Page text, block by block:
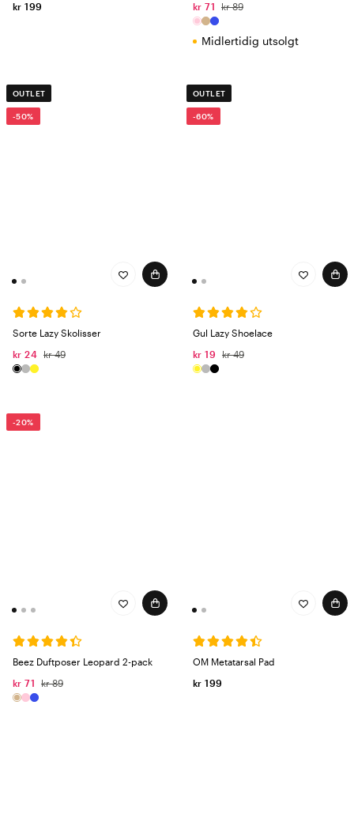
kr 199
kr 71
kr 89
Midlertidig utsolgt
OUTLET
-50%
Sorte Lazy Skolisser
kr 24 kr 49
OUTLET
-60%
Gul Lazy Shoelace
kr 19
kr 49
-20%
Beez Duftposer Leopard 2-pack
kr 71
kr 89
OM Metatarsal Pad
kr 199